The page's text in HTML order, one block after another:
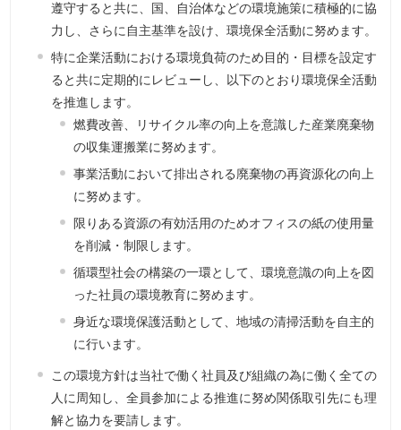
遵守すると共に、国、自治体などの環境施策に積極的に協
力し、さらに自主基準を設け、環境保全活動に努めます。
特に企業活動における環境負荷のため目的・目標を設定す
ると共に定期的にレビューし、以下のとおり環境保全活動
を推進します。
燃費改善、リサイクル率の向上を意識した産業廃棄物
の収集運搬業に努めます。
事業活動において排出される廃棄物の再資源化の向上
に努めます。
限りある資源の有効活用のためオフィスの紙の使用量
を削減・制限します。
循環型社会の構築の一環として、環境意識の向上を図
った社員の環境教育に努めます。
身近な環境保護活動として、地域の清掃活動を自主的
に行います。
この環境方針は当社で働く社員及び組織の為に働く全ての
人に周知し、全員参加による推進に努め関係取引先にも理
解と協力を要請します。